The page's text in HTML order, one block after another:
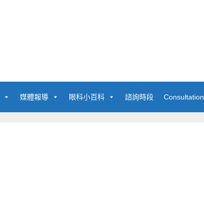
媒體報導 眼科小百科 諮詢時段 Consultation